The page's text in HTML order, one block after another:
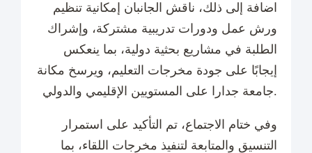
اضافة إلى ذلك، ناقش الجانبان إمكانية تنظيم
ورش عمل ودورات تدريبية مشتركة، وإشراك
الطلبة في مشاريع بحثية دولية، بما ينعكس
إيجابًا على جودة مخرجات التعليم، ويرسخ مكانة
جامعة جدارا على المستويين الإقليمي والدولي.
وفي ختام الاجتماع، تم التأكيد على استمرار
التنسيق والمتابعة لتنفيذ مخرجات اللقاء، بما